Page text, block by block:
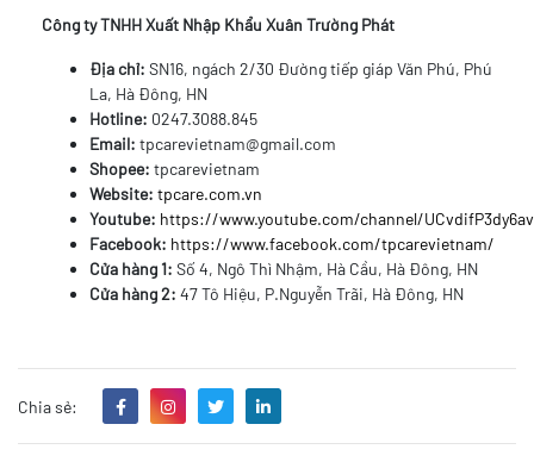
Công ty TNHH Xuất Nhập Khẩu Xuân Trường Phát
Địa chỉ: SN16, ngách 2/30 Đường tiếp giáp Văn Phú, Phú
La, Hà Đông, HN
Hotline: 0247.3088.845
Email: tpcarevietnam@gmail.com
Shopee: tpcarevietnam
Website: tpcare.com.vn
Youtube: https://www.youtube.com/channel/
Facebook: https://www.facebook.com/tpcarevietnam/
Cửa hàng 1: Số 4, Ngô Thì Nhậm, Hà Cầu, Hà Đông, HN
Cửa hàng 2: 47 Tô Hiệu, P.Nguyễn Trãi, Hà Đông, HN
Chia sẻ: